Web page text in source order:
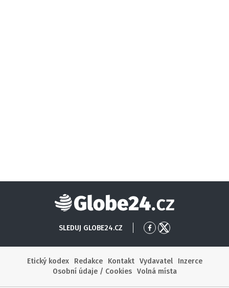
Globe24
SLEDUJ GLOBE24.CZ
PřejítPřejít
Etický kodex
Redakce Kontakt Vydavatel
Inzerce
Osobní údaje / Cookies
Volná místa